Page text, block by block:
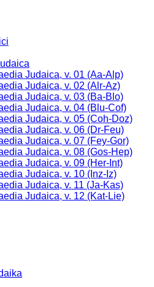
Judaica, v. 01 (Aa-Alp)
Judaica, v. 02 (Alr-Az)
Judaica, v. 03 (Ba-Blo)
Judaica, v. 04 (Blu-Cof)
Judaica, v. 05 (Coh-Doz)
Judaica, v. 06 (Dr-Feu)
Judaica, v. 07 (Fey-Gor)
Judaica, v. 08 (Gos-Hep)
Judaica, v. 09 (Her-Int)
Judaica, v. 10 (Inz-Iz)
Judaica, v. 11 (Ja-Kas)
Judaica, v. 12 (Kat-Lie)